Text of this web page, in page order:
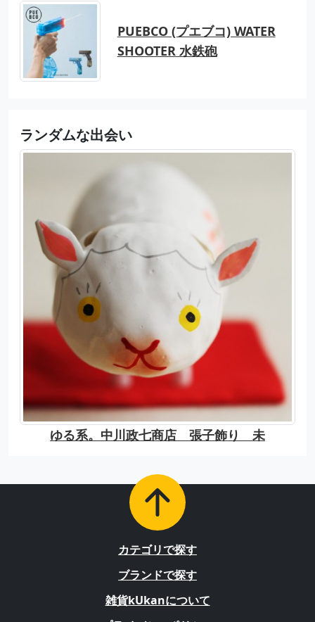
PUEBCO (プエブコ) WATER
SHOOTER 水鉄砲
ランダムな出会い
ゆる系。中川政七商店 張子飾り 未
カテゴリで探す
ブランドで探す
雑貨kUkanについて